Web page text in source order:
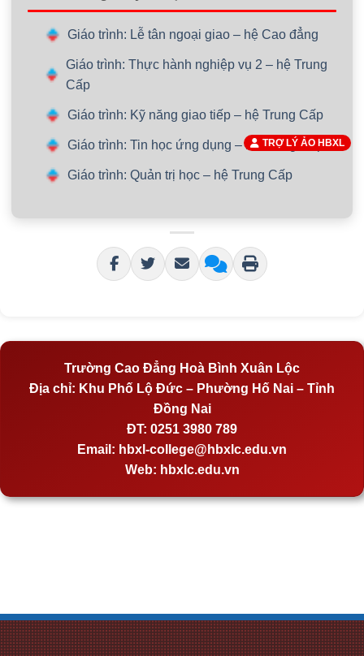
Giáo trình: Lễ tân ngoại giao – hệ Cao đẳng
Giáo trình: Thực hành nghiệp vụ 2 – hệ Trung
Cấp
Giáo trình: Kỹ năng giao tiếp – hệ Trung Cấp
Giáo trình: Tin học ứng dụng – hệ Trung Cấp
Giáo trình: Quản trị học – hệ Trung Cấp
Trường Cao Đẳng Hoà Bình Xuân Lộc
Địa chỉ: Khu Phố Lộ Đức – Phường Hố Nai – Tỉnh
Đồng Nai
ĐT: 0251 3980 789
Email: hbxl-college@hbxlc.edu.vn
Web: hbxlc.edu.vn
TRỢ LÝ ẢO HBXL